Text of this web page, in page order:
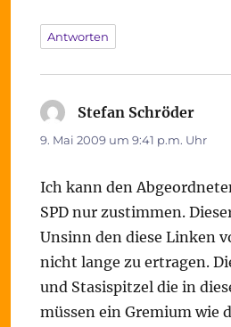
Antworten
Stefan Schrödersagt:
9. Mai 2009 um 9:41 p.m. Uhr
Ich kann den
SPD nur zustimmen.
Unsinn den diese Linken
nicht lange zu ertragen.
und Stasispitzel die in
müssen ein Gremium wie